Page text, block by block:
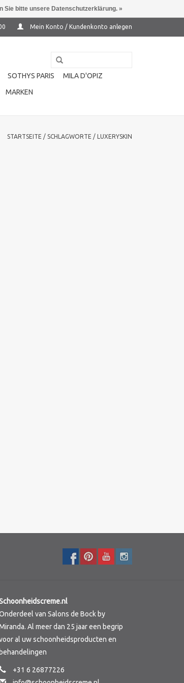
Mein Konto / Kundenkonto anlegen
SOTHYS PARIS
MILA D'OPIZ
MARKEN
STARTSEITE / SCHLAGWORTE / LUXERYSKIN
van Salons de Bock by
Al meer dan 25 jaar een begrip
al uw schoonheidsproducten en
behandelingen
+31 6 26877226
Sie bitte unsere Datenschutzerklärung. »